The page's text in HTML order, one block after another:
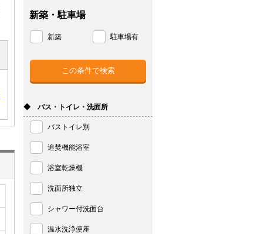
新築・駐車場
新築 駐車場有
◆ バス・トイレ・洗面所
バストイレ別
追焚機能浴室
浴室乾燥機
洗面所独立
シャワー付洗面台
温水洗浄便座